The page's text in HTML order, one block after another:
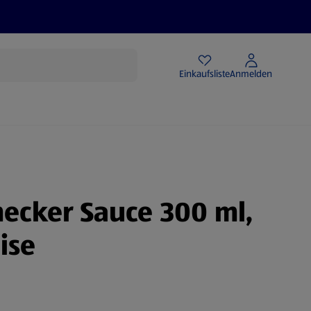
EinkaufslisteAnmelden
Sauce 300 ml,